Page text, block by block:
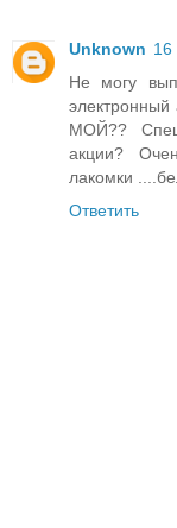
Unknown 16
Не могу
МОЙ??
акции?
лакомки
Ответить